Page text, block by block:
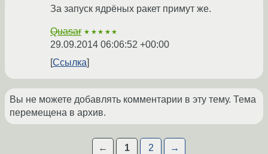
За запуск ядрёных ракет примут же.
Quasar ★★★★★
29.09.2014 06:06:52 +00:00
Ссылка
Вы не можете добавлять комментарии в эту тему. Тема
перемещена в архив.
← 1 2 →